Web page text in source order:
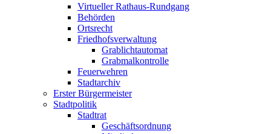
Virtueller Rathaus-Rundgang
Behörden
Ortsrecht
Friedhofsverwaltung
Grablichtautomat
Grabmalkontrolle
Feuerwehren
Stadtarchiv
Erster Bürgermeister
Stadtpolitik
Stadtrat
Geschäftsordnung